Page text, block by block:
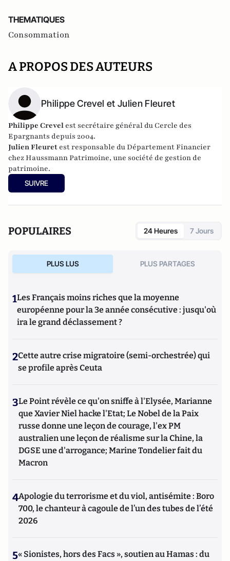
THEMATIQUES
Consommation
A PROPOS DES AUTEURS
Philippe Crevel et Julien Fleuret
Philippe Crevel est secrétaire général du Cercle des
Epargnants depuis 2004.
Julien Fleuret est responsable du Département Financier
chez Haussmann Patrimoine, une société de gestion de
patrimoine.
SUIVRE
POPULAIRES 24 Heures 7 Jours
PLUS LUS PLUS PARTAGES
1Les Français moins riches que la moyenne
européenne pour la 3e année consécutive : jusqu'où
ira le grand déclassement ?
2Cette autre crise migratoire (semi-orchestrée) qui
se profile après Ceuta
3Le Point révèle ce qu'on sniffe à l'Elysée, Marianne
que Xavier Niel hacke l'Etat; Le Nobel de la Paix
russe donne une leçon de courage, l'ex PM
australien une leçon de réalisme sur la Chine, la
DGSE une d'arrogance; Marine Tondelier fait du
Macron
4Apologie du terrorisme et du viol, antisémite : Boro
700, le chanteur à cagoule de l’un des tubes de l’été
2026
5« Sionistes, hors des Facs », soutien au Hamas : du